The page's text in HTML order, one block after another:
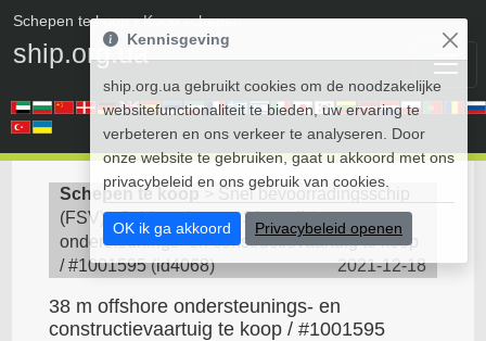
Schepen te koop• Koop schepen
ship.org.ua
Schepen te koop
Snel bevoorradingsschip
(FSV) - Schip te koop>38 m offshore
ondersteunings- en constructievaartuig te koop
/ #1001595(id4068) 2021-12-18
38 m offshore ondersteunings- en
constructievaartuig te koop / #1001595
Kennisgeving
ship.org.ua gebruikt cookies om de noodzakelijke
websitefunctionaliteit te bieden, uw ervaring te
verbeteren en ons verkeer te analyseren. Door
onze website te gebruiken, gaat u akkoord met ons
privacybeleid en ons gebruik van cookies.
OK ik ga akkoord Privacybeleid openen